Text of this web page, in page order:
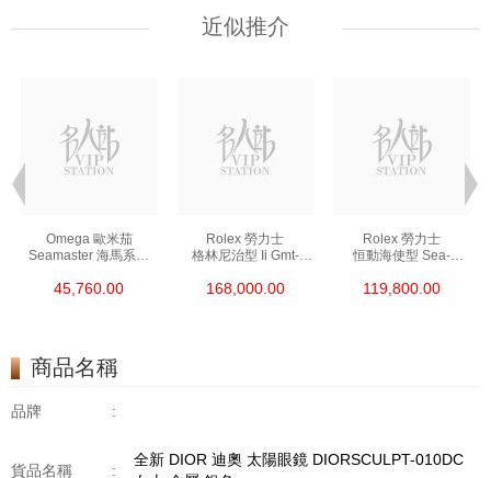
近似推介
Omega 歐米茄
Seamaster 海馬系列
精鋼 Nekton Edition
45,760.00
Rolex 勞力士
格林尼治型 Ii Gmt-
0002 18kt玫瑰金/鋼
168,000.00
Rolex 勞力士
恒動海使型 Sea-
精鋼 單紅
119,800.00
商品名稱
品牌 :
貨品名稱 :
全新 DIOR 迪奧 太陽眼鏡 DIORSCULPT-010DC